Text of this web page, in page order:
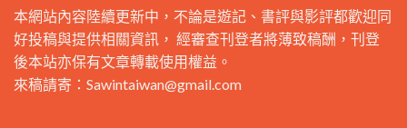
本網站內容陸續更新中，不論是遊記、書評與影評都歡迎同
好投稿與提供相關資訊， 經審查刊登者將薄致稿酬，刊登
後本站亦保有文章轉載使用權益。
來稿請寄： Sawintaiwan@gmail.com